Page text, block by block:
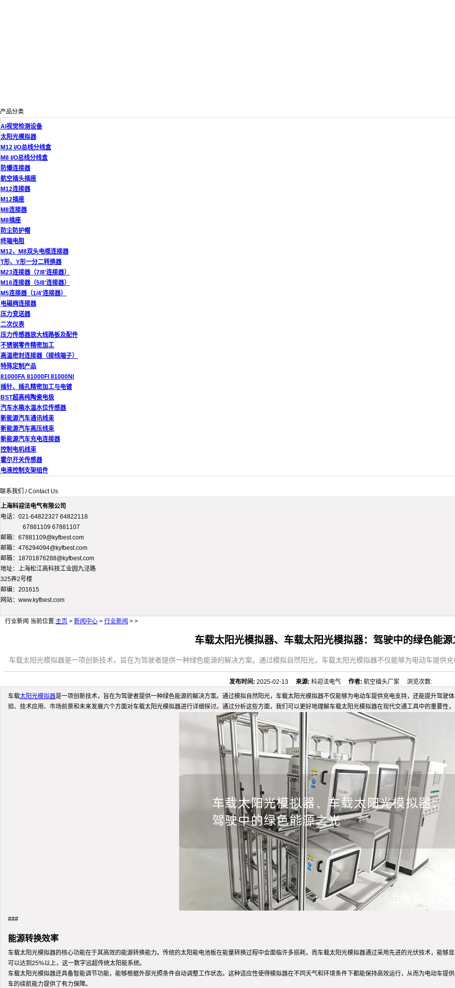
产品分类
AI视觉检测设备
太阳光模拟器
M12 I/O总线分线盒
M8 I/O总线分线盒
防爆连接器
航空插头插座
M12连接器
M12插座
M8连接器
M8插座
防尘防护帽
终端电阻
M12、M8双头电缆连接器
T形、Y形一分二转换器
M23连接器（7/8'连接器）
M16连接器（5/8'连接器）
M5连接器（1/4'连接器）
电磁阀连接器
压力变送器
二次仪表
压力传感器放大线路板及配件
不锈钢零件精密加工
高温密封连接器（接线端子）
特殊定制产品
81000FA 81000FI 81000NI
插针、插孔精密加工与电镀
BST超高纯陶瓷电极
汽车水箱水温水位传感器
新能源汽车通讯线束
新能源汽车高压线束
新能源汽车充电连接器
控制电机线束
霍尔开关传感器
电液控制支架组件
联系我们 / Contact Us
上海科迎法电气有限公司
电话：021-64822327 64822118
67881109 67881107
邮箱：67881109@kyfbest.com
邮箱：476294094@kyfbest.com
邮箱：18701876288@kyfbest.com
地址：上海松江高科技工业园九泾路
325弄2号楼
邮编：201615
网站：www.kyfbest.com
行业新闻 当前位置:主页 > 新闻中心 > 行业新闻 > >
车载太阳光模拟器、车载太阳光模拟器：驾驶中的绿色能源
车载太阳光模拟器是一项创新技术，旨在为驾驶者提供一种绿色能源的解决方案。通过模拟自然阳光，车载太阳光模拟器不仅能够为电动车提供
发布时间: 2025-02-13来源: 科迎法电气作者: 航空插头厂家 浏览次数:
车载太阳光模拟器是一项创新技术，旨在为驾驶者提供一种绿色能源的解决方案。通过模拟自然阳光，车载太阳光模拟器不仅能够为电动车提供充电支持，还能提升驾驶
验、技术应用、市场前景和未来发展六个方面对车载太阳光模拟器进行详细探讨。通过分析这些方面，我们可以更好地理解车载太阳光模拟器在现代交通工具中的重要性
###
能源转换效率
车载太阳光模拟器的核心功能在于其高效的能源转换能力。传统的太阳能电池板在能量转换过程中会面临许多损耗，而车载太阳光模拟器通过采用先进的光伏技术，能够
可以达到25%以上，这一数字远超传统太阳能系统。
车载太阳光模拟器还具备智能调节功能，能够根据外部光照条件自动调整工作状态。这种适应性使得模拟器在不同天气和环境条件下都能保持高效运行，从而为电动车提
车的续航能力提供了有力保障。